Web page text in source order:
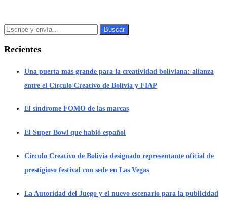
Recientes
Una puerta más grande para la creatividad boliviana: alianza
entre el Círculo Creativo de Bolivia y FIAP
El síndrome FOMO de las marcas
El Super Bowl que habló español
Círculo Creativo de Bolivia designado representante oficial de
prestigioso festival con sede en Las Vegas
La Autoridad del Juego y el nuevo escenario para la publicidad